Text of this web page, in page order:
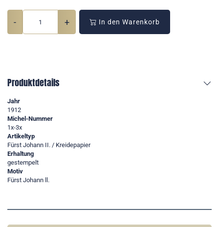
- + In den Warenkorb
Produktdetails
Jahr
1912
Michel-Nummer
1x-3x
Artikeltyp
Fürst Johann II. / Kreidepapier
Erhaltung
gestempelt
Motiv
Fürst Johann ll.